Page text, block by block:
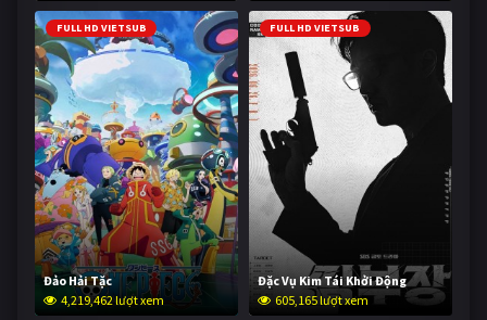
FULL HD VIETSUB
Đảo Hải Tặc
4,219,462 lượt xem
FULL HD VIETSUB
Đặc Vụ Kim Tái Khởi Động
605,165 lượt xem